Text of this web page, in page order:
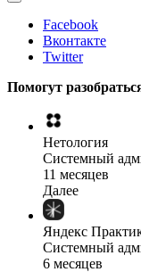
Facebook
Вконтакте
Twitter
Помогут
Нетология
Системный
11 месяцев
Далее
Яндекс
Системный
6 месяцев